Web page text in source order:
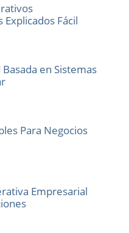
Fácil
en Sistemas
Para Negocios
Empresarial